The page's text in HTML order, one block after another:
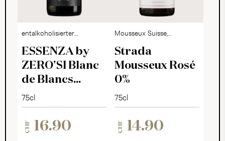
entalkoholisierter
Schaumwein
ESSENZA by
ZERO'SI Blanc
de Blancs
Millésimé 2025
75cl
CHF 16.90
Mousseux Suisse,
alkoholfrei
Strada
Mousseux Rosé
0%
75cl
CHF 14.90